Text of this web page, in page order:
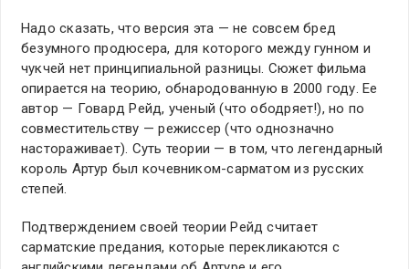
Надо сказать, что версия эта — не совсем бред
безумного продюсера, для которого между гунном и
чукчей нет принципиальной разницы. Сюжет фильма
опирается на теорию, обнародованную в 2000 году. Ее
автор — Говард Рейд, ученый (что ободряет!), но по
совместительству — режиссер (что однозначно
настораживает). Суть теории — в том, что легендарный
король Артур был кочевником-сарматом из русских
степей.
Подтверждением своей теории Рейд считает
сарматские предания, которые перекликаются с